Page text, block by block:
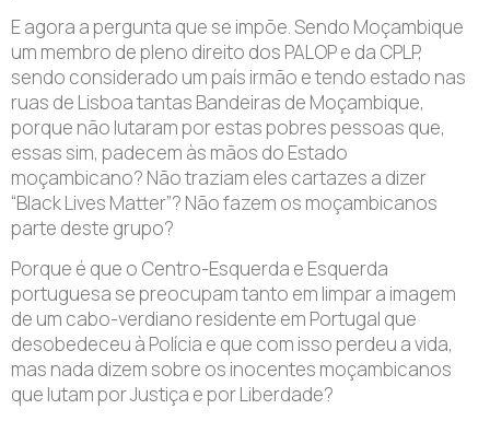
E agora a pergunta que se impõe. Sendo Moçambique
um membro de pleno direito dos PALOP e da CPLP,
sendo considerado um país irmão e tendo estado nas
ruas de Lisboa tantas Bandeiras de Moçambique,
porque não lutaram por estas pobres pessoas que,
essas sim, padecem às mãos do Estado
moçambicano? Não traziam eles cartazes a dizer
“Black Lives Matter”? Não fazem os moçambicanos
parte deste grupo?
Porque é que o Centro-Esquerda e Esquerda
portuguesa se preocupam tanto em limpar a imagem
de um cabo-verdiano residente em Portugal que
desobedeceu à Polícia e que com isso perdeu a vida,
mas nada dizem sobre os inocentes moçambicanos
que lutam por Justiça e por Liberdade?